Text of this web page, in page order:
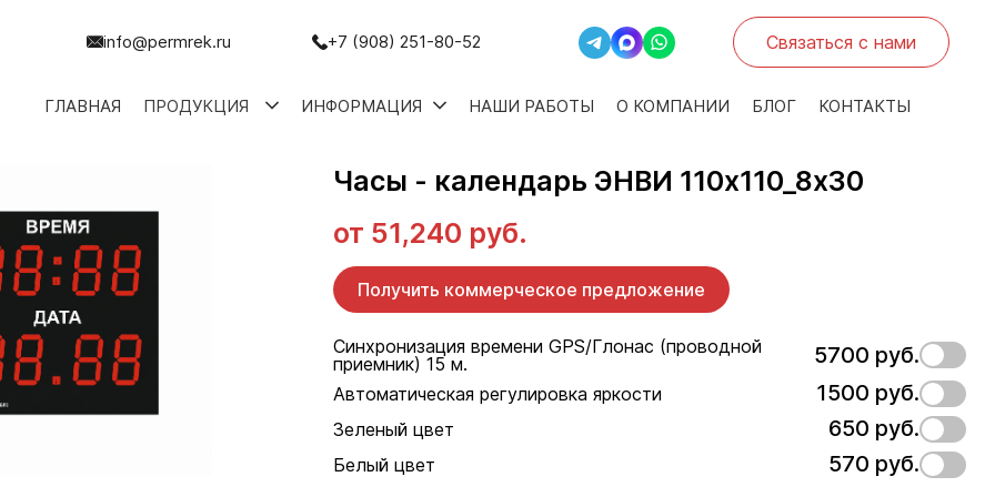
info@permrek.ru +7 (908) 251-80-52 Связаться с нами
ГЛАВНАЯ ПРОДУКЦИЯ ИНФОРМАЦИЯ НАШИ РАБОТЫ О КОМПАНИИ БЛОГ КОНТАКТЫ
Часы - календарь ЭНВИ 110х110_8х30
от 51,240 руб.
Получить коммерческое предложение
Синхронизация времени GPS/Глонас (проводной
приемник) 15 м.
5700 руб.
Автоматическая регулировка яркости 1500 руб.
Зеленый цвет 650 руб.
Белый цвет 570 руб.